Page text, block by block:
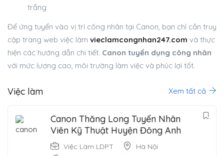
trắng
Để ứng tuyển vào vị trí công nhân tại Canon, bạn chỉ cần truy
cập trang web việc làm vieclamcongnhan247.com và thực
hiện các hướng dẫn chi tiết. Canon tuyển dụng công nhân
với mức lương cao, môi trường làm việc và phúc lợi tốt.
Việc làm Xem tất cả
Canon Thăng Long Tuyển Nhân
Viên Kỹ Thuật Huyện Đông Anh
Việc Làm LDPT
Hà Nội